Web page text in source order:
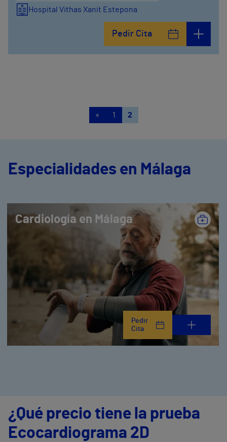
Hospital Vithas Xanit Estepona
Pedir Cita
« 1 2
Especialidades en Málaga
Cardiología en Málaga
Pedir
Cita
¿Qué precio tiene la prueba
Ecocardiograma 2D